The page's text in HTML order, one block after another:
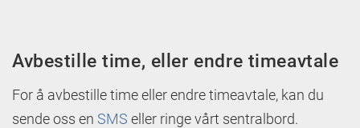
Avbestille time, eller endre timeavtale
For å avbestille time eller endre timeavtale, kan du
sende oss en SMS eller ringe vårt sentralbord.